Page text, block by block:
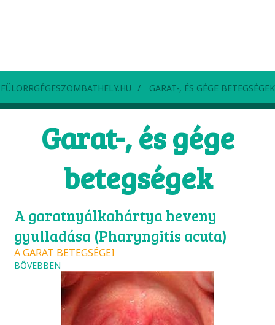
FÜLORRGÉGESZOMBATHELY.HU GARAT-, ÉS GÉGE BETEGSÉGEK
Garat-, és gége
betegségek
A garatnyálkahártya heveny
gyulladása (Pharyngitis acuta)
A GARAT BETEGSÉGEI
BŐVEBBEN